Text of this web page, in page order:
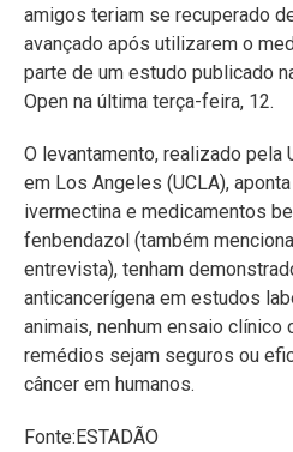
amigos teriam se recuperado
avançado após utilizarem o
parte de um estudo publicado
Open na última terça-feira, 12.
O levantamento, realizado pela
em Los Angeles (UCLA),
ivermectina e medicamentos
fenbendazol (também
entrevista), tenham
anticancerígena em estudos
animais, nenhum ensaio
remédios sejam seguros ou
câncer em humanos.
Fonte:ESTADÃO